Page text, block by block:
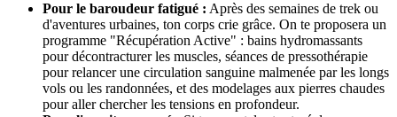
Pour le baroudeur fatigué : Après des semaines de trek ou
d'aventures urbaines, ton corps crie grâce. On te proposera un
programme "Récupération Active" : bains hydromassants
pour décontracturer les muscles, séances de pressothérapie
pour relancer une circulation sanguine malmenée par les longs
vols ou les randonnées, et des modelages aux pierres chaudes
pour aller chercher les tensions en profondeur.